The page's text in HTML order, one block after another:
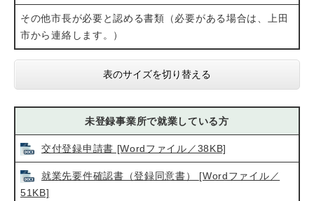
その他市長が必要と認める書類（必要がある場合は、上田
市から連絡します。）
表のサイズを切り替える
未登録事業所で就業している方
交付登録申請書 [Wordファイル／38KB]
就業先要件確認書（登録同意書） [Wordファイル／
51KB]